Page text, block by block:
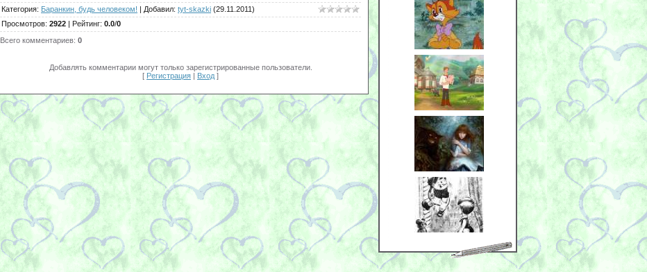
Категория: Баранкин, будь человеком! | Добавил: tyt-skazki (29.11.2011)
Просмотров: 2922 | Рейтинг: 0.0/0
Всего комментариев: 0
Добавлять комментарии могут только зарегистрированные пользователи.
[ Регистрация | Вход ]